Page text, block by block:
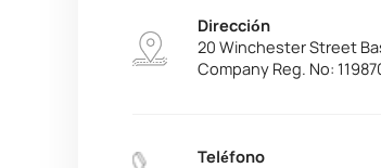
Dirección
20 Winchester Street
Company Reg. No:
Teléfono